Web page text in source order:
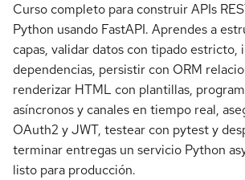
Curso completo para construir APIs
Python usando FastAPI. Aprendes a
capas, validar datos con tipado estricto,
dependencias, persistir con ORM
renderizar HTML con plantillas,
asíncronos y canales en tiempo real,
OAuth2 y JWT, testear con pytest y
terminar entregas un servicio Python
listo para producción.